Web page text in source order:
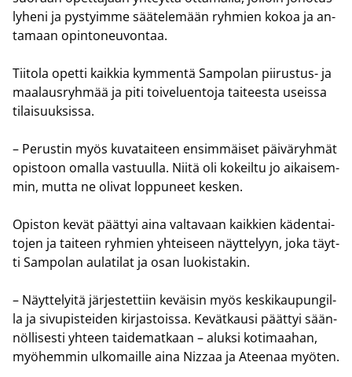
ly­he­ni ja pys­tyim­me sää­te­le­mään ryh­mien kokoa ja an­
ta­maan opin­to­neu­von­taa.
Tii­to­la opet­ti kaik­kia kym­men­tä Sam­po­lan piirustus-​ ja
maa­laus­ryh­mää ja piti toi­ve­luen­to­ja tai­tees­ta useis­sa
ti­lai­suuk­sis­sa.
– Pe­rus­tin myös ku­va­tai­teen en­sim­mäi­set päi­vä­ryh­mät
opis­toon omal­la vas­tuul­la. Niitä oli ko­keil­tu jo ai­kai­sem­
min, mutta ne oli­vat lop­pu­neet kes­ken.
Opis­ton kevät päät­tyi aina val­ta­vaan kaik­kien kä­den­tai­
to­jen ja tai­teen ryh­mien yh­tei­seen näyt­te­lyyn, joka täyt­
ti Sam­po­lan au­la­ti­lat ja osan luo­kis­ta­kin.
– Näyt­te­lyi­tä jär­jes­tet­tiin ke­väi­sin myös kes­ki­kau­pun­gil­
la ja si­vu­pis­tei­den kir­jas­tois­sa. Ke­vät­kausi päät­tyi sään­
nöl­li­ses­ti yh­teen tai­de­mat­kaan – aluk­si ko­ti­maa­han,
myö­hem­min ul­ko­mail­le aina Nizzaa ja Atee­naa myö­ten.